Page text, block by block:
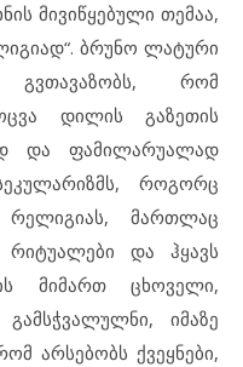
მივიწყებული თემაა,
ბრუნო ლატური
გვთავაზობს, რომ
დილის გაზეთის
და ფამილარუალად
როგორც
მართლაც
და ჰყავს
მიმართ ცხოველი,
იმაზე
არსებობს ქვეყნები,